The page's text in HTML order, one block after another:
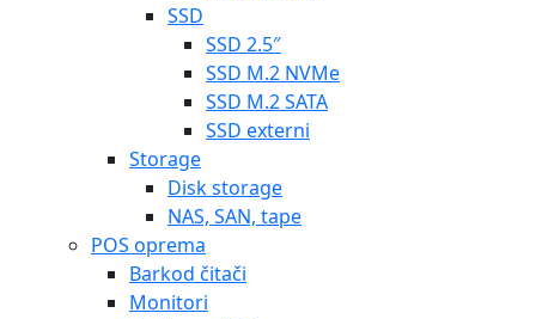
SSD
SSD 2.5″
SSD M.2 NVMe
SSD M.2 SATA
SSD externi
Storage
Disk storage
NAS, SAN, tape
POS oprema
Barkod čitači
Monitori